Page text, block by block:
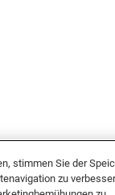
stimmen Sie der
zu